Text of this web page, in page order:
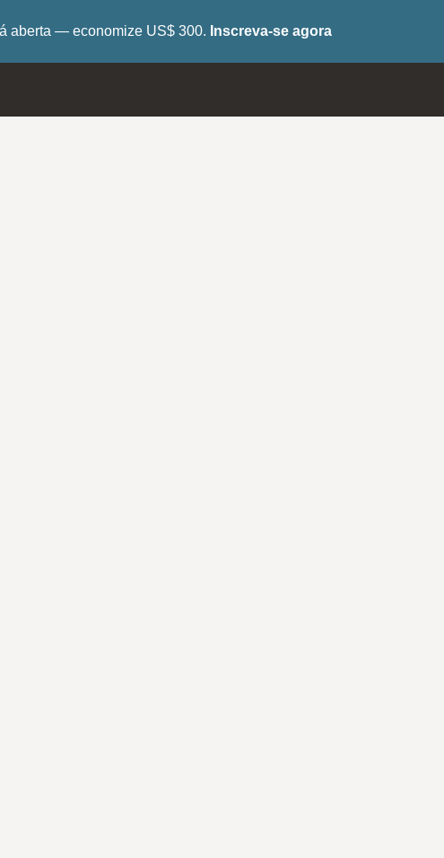
aberta — economize US$ 300. Inscreva-se agora